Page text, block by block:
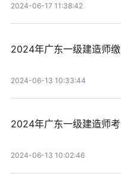
2024-06-17 11:38:42
2024年广东一级建造师
2024-06-13 10:33:44
2024年广东一级建造师
2024-06-13 10:02:46